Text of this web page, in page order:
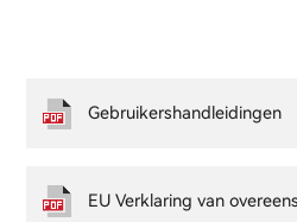
Gebruikershandleidingen
EU Verklaring van